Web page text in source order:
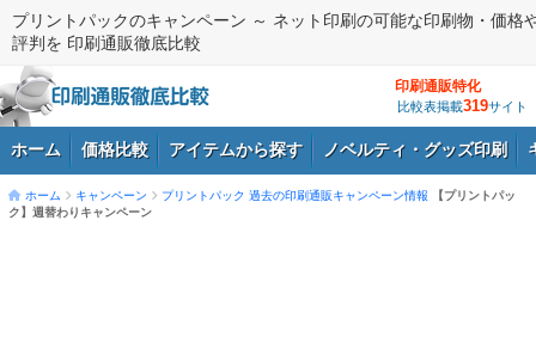
プリントパックのキャンペーン ～ ネット印刷の可能な印刷物・価格
評判を 印刷通販徹底比較
印刷通販特化
比較表掲載319サイト
ホーム 価格比較 アイテムから探す ノベルティ・グッズ印刷
ホーム キャンペーン プリントパック 過去の印刷通販キャンペーン情報
【プリントパッ
ク】週替わりキャンペーン